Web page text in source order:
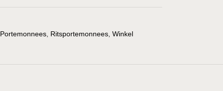
Portemonnees, Ritsportemonnees, Winkel